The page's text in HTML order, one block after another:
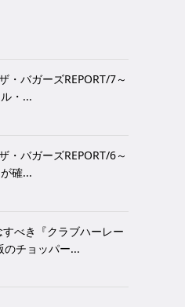
・バガーズREPORT/7～
・...
・バガーズREPORT/6～
確...
べき『クラブハーレー
のチョッパー...